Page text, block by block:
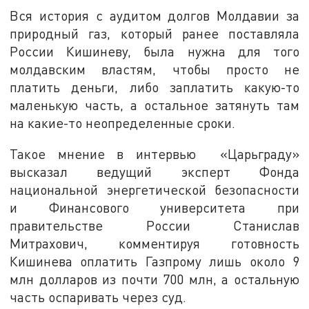
Вся история с аудитом долгов Молдавии за
природный газ, который ранее поставляла
России Кишиневу, была нужна для того
молдавским властям, чтобы просто не
платить деньги, либо заплатить какую-то
маленькую часть, а остальное затянуть там
на какие-то неопределенные сроки.
Такое мнение в интервью «Царьграду»
высказал ведущий эксперт Фонда
национальной энергетической безопасности
и Финансового университета при
правительстве России Станислав
Митрахович, комментируя готовность
Кишинева оплатить Газпрому лишь около 9
млн долларов из почти 700 млн, а остальную
часть оспаривать через суд.